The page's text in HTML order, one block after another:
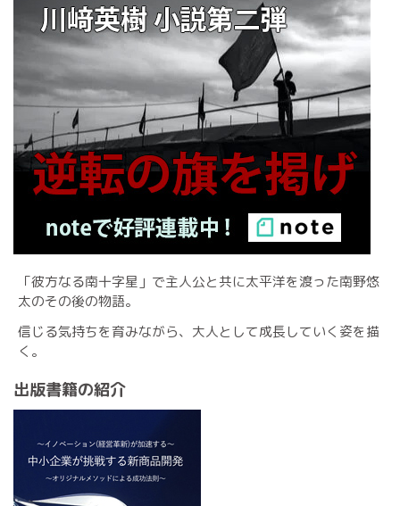
「彼方なる南十字星」で主人公と共に太平洋を渡った南野悠
太のその後の物語。
信じる気持ちを育みながら、大人として成長していく姿を描
く。
出版書籍の紹介